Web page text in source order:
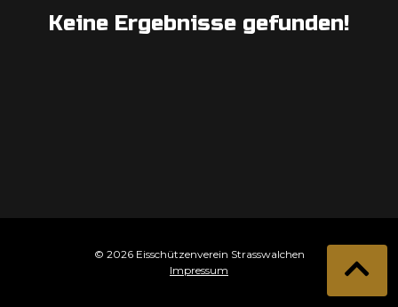
Keine Ergebnisse gefunden!
© 2026 Eisschützenverein Strasswalchen
Impressum